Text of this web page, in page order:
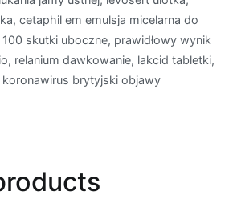
cetaphil em emulsja micelarna do
skutki uboczne, prawidłowy wynik
relanium dawkowanie, lakcid tabletki,
koronawirus brytyjski objawy